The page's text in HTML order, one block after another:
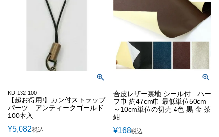
KD-132-100
【超お得用!】カン付ストラップ
パーツ アンティークゴールド
100本入
¥5,082税込
合皮レザー裏地 シール付 ハー
フ巾 約47cm巾 最低単位50cm
～10cm単位の切売 4色 黒 金 茶
紺
¥168税込